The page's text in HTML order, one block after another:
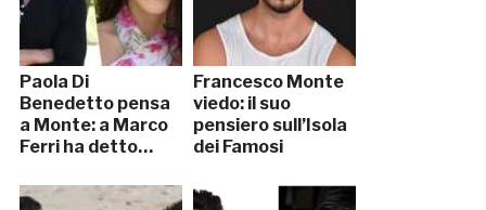
Paola Di
Benedetto pensa
a Monte: a Marco
Ferri ha detto…
Francesco Monte
viedo: il suo
pensiero sull’Isola
dei Famosi